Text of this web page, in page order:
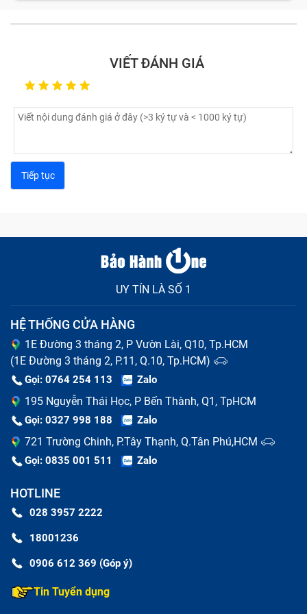
Cảm ứng bị loạn:
với máy, hoặc màn hình bị lỗi khiến Ipad Không
chậm khi thao thác khiến bạn vô cùng khó chịu.
Nứt vỏ màn hình:
không may làm rơi vớ chiếc máy tính bảng khiến vỏ
Lỗi pin:Lỗi này bao gồm tablet nhanh hết pin, sạc
không vào, sạc không đầy, báo pin ảo,...
Các lỗi khác: Chiếc Ipad Không Nhận Ứng Dụng bị treo
logo, hỏng phím cứng, thiếu bộ nhớ,... Đừng lo vì đã có
Bảo Hành One sẽ giúp bạn khắc phục tất tần tật các
lỗi này khi đến trung tâm sửa chữa.
Dấu hiệu Ipad Không Nhận Ứng Dụng bị lỗi
Nguyên nhân phổ biến khiến Ipad
VIẾT ĐÁNH GIÁ
UY TÍN LÀ SỐ 1
HỆ THỐNG CỬA HÀNG
1E Đường 3 tháng 2, P Vườn Lài, Q10, Tp.HCM
(1E Đường 3 tháng 2, P.11, Q.10, Tp.HCM)
Gọi: 0764 254 113 Zalo
195 Nguyễn Thái Học, P Bến Thành, Q1, TpHCM
Gọi: 0327 998 188 Zalo
721 Trường Chinh, P.Tây Thạnh, Q.Tân Phú,HCM
Gọi: 0835 001 511 Zalo
HOTLINE
028 3957 2222
18001236
0906 612 369 (Góp ý)
Tin Tuyển dụng